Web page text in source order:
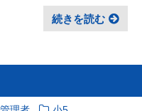
続きを読む